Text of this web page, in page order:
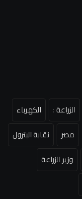
الزراعة :
الكهرباء
مصر
نقابة البترول
وزير الزراعة